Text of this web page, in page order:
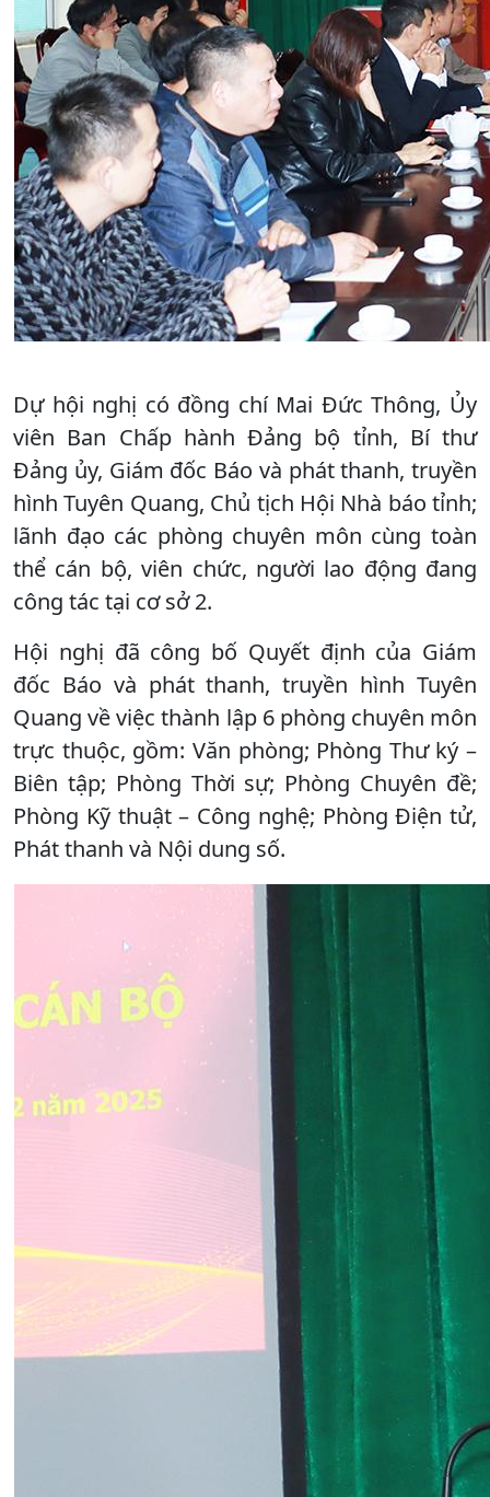
Dự hội nghị có đồng chí Mai Đức Thông, Ủy
viên Ban Chấp hành Đảng bộ tỉnh, Bí thư
Đảng ủy, Giám đốc Báo và phát thanh, truyền
hình Tuyên Quang, Chủ tịch Hội Nhà báo tỉnh;
lãnh đạo các phòng chuyên môn cùng toàn
thể cán bộ, viên chức, người lao động đang
công tác tại cơ sở 2.
Hội nghị đã công bố Quyết định của Giám
đốc Báo và phát thanh, truyền hình Tuyên
Quang về việc thành lập 6 phòng chuyên môn
trực thuộc, gồm: Văn phòng; Phòng Thư ký –
Biên tập; Phòng Thời sự; Phòng Chuyên đề;
Phòng Kỹ thuật – Công nghệ; Phòng Điện tử,
Phát thanh và Nội dung số.